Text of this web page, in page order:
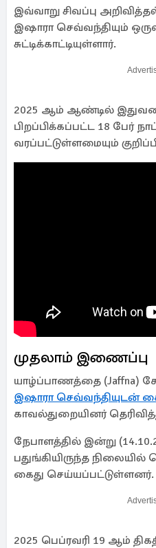
இவ்வாறு சிவப்பு
இஷாரா செவ்வந்தியும்
சுட்டிக்காட்டியுள்ளார்.
2025 ஆம் ஆண்டில் இதுவரை
பிறப்பிக்கப்பட்ட 18 பேர்
வரப்பட்டுள்ளமையும்
முதலாம் இணைப்பு
யாழ்ப்பாணத்தை (Jaffna)
இஷாரா செவ்வந்தியுடன்
காவல்துறையினர்
நேபாளத்தில் இன்று
பதுங்கியிருந்த
கைது செய்யப்பட்டுள்ளனர்.
2025 பெப்ரவரி 19 ஆம்